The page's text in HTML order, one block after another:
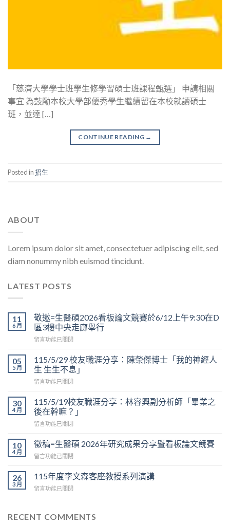
「慈濟大學學士班學生修學習碩士班課程甄選」 申請相關
事宜 為鼓勵本校大學部優秀學生繼續留在本校就讀碩士
班，並達 […]
CONTINUE READING →
Posted in招生
ABOUT
Lorem ipsum dolor sit amet, consectetuer adipiscing elit, sed
diam nonummy nibh euismod tincidunt.
LATEST POSTS
11
6 月
敬邀=生醫碩2026看板論文競賽於6/12上午9:30在D
區3樓中央走廊舉行
在
邀
=
生
醫
2026
看
板
論
競
賽
上
午
D
留言功能已關閉
05
5 月
115/5/29 校友職涯分享：陳榮傑博士「我的神經人
生 生生不息」
在
校
友
職
涯
享：
榮
博
士
經
留言功能已關閉
30
4 月
115/5/19校友職涯分享：林容興副分析師「畢業之
後在幹嘛？」
在
校
友
職
分
享：
林
副
留言功能已關閉
10
4 月
徵稿=生醫碩 2026年研究成果分享暨看板論文競賽
在
稿
生
2026
留言功能已關閉
26
3 月
115年度李文森客座教授系列演講
在
度
留言功能已關閉
RECENT COMMENTS